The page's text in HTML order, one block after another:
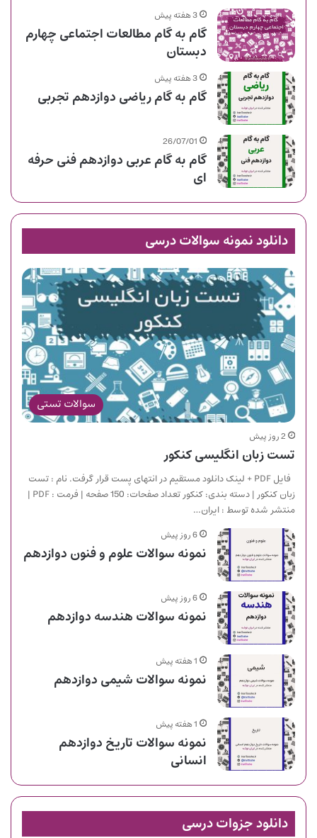
3 هفته پیش
گام به گام مطالعات اجتماعی چهارم
دبستان
3 هفته پیش
گام به گام ریاضی دوازدهم تجربی
26/07/01
گام به گام عربی دوازدهم فنی حرفه
ای
دانلود نمونه سوالات درسی
سوالات تستی
2 روز پیش
تست زبان انگلیسی کنکور
فایل PDF + لینک دانلود مستقیم در انتهای پست قرار گرفت. نام : تست
زبان کنکور | دسته بندی: کنکور تعداد صفحات: 150 صفحه | فرمت : PDF |
منتشر شده توسط : ایران…
6 روز پیش
نمونه سوالات علوم و فنون دوازدهم
6 روز پیش
نمونه سوالات هندسه دوازدهم
1 هفته پیش
نمونه سوالات شیمی دوازدهم
1 هفته پیش
نمونه سوالات تاریخ دوازدهم
انسانی
دانلود جزوات درسی